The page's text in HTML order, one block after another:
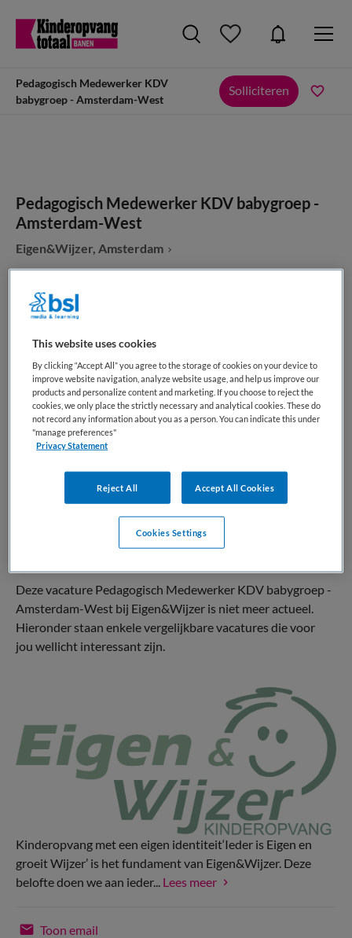
Pedagogisch Medewerker KDV
babygroep - Amsterdam-West
Solliciteren
Pedagogisch Medewerker KDV babygroep -
Amsterdam-West
Eigen&Wijzer, Amsterdam
VAKGEBIED
Kinderopvang Pedagogisch medewerker
BRANCHE
KDV
AANSTELLING
Niet nader bepaald
PLAATSINGSDATUM
Niet nader bepaald
DIENSTVERBAND
Parttime
Deze vacature Pedagogisch Medewerker KDV babygroep -
Amsterdam-West bij Eigen&Wijzer is niet meer actueel.
Hieronder staan enkele vergelijkbare vacatures die voor
jou wellicht interessant zijn.
Kinderopvang met een eigen identiteit‘Ieder is Eigen en
groeit Wijzer’ is het fundament van Eigen&Wijzer. Deze
belofte doen we aan ieder... Lees meer
Toon email
This website uses cookies
By clicking “Accept All” you agree to the storage of cookies on your device to
improve website navigation, analyze website usage, and help us improve our
products and personalize content and marketing. If you choose to reject the
cookies, we only place the strictly necessary and analytical cookies. These do
not record any information about you as a person. You can indicate this under
"manage preferences"
Privacy Statement
Reject All Accept All Cookies
Cookies Settings